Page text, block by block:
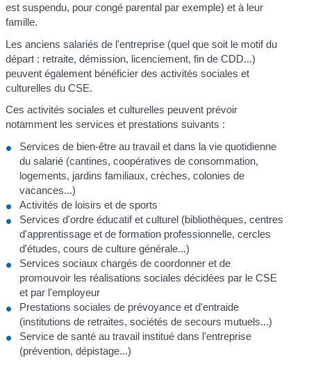
est suspendu, pour congé parental par exemple) et à leur
famille.
Les anciens salariés de l'entreprise (quel que soit le motif du
départ : retraite, démission, licenciement, fin de CDD...)
peuvent également bénéficier des activités sociales et
culturelles du CSE.
Ces activités sociales et culturelles peuvent prévoir
notamment les services et prestations suivants :
Services de bien-être au travail et dans la vie quotidienne
du salarié (cantines, coopératives de consommation,
logements, jardins familiaux, crèches, colonies de
vacances...)
Activités de loisirs et de sports
Services d'ordre éducatif et culturel (bibliothèques, centres
d'apprentissage et de formation professionnelle, cercles
d'études, cours de culture générale...)
Services sociaux chargés de coordonner et de
promouvoir les réalisations sociales décidées par le CSE
et par l'employeur
Prestations sociales de prévoyance et d'entraide
(institutions de retraites, sociétés de secours mutuels...)
Service de santé au travail institué dans l'entreprise
(prévention, dépistage...)